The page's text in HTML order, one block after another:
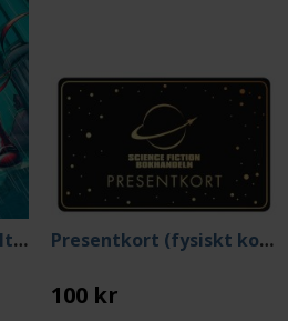
Handbok för Superhjältar Del 6: Utan hopp Presentkort (fysiskt kort)
100 kr